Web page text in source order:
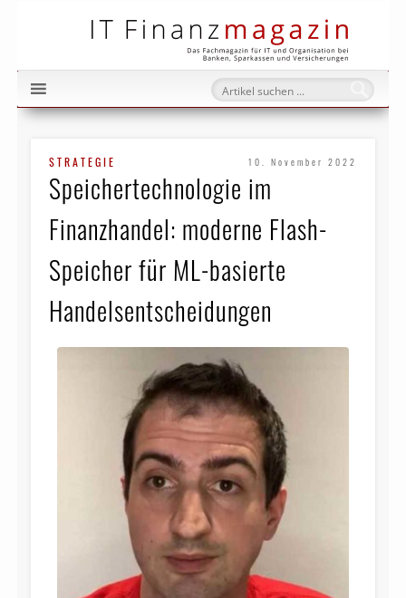
STRATEGIE 10. November 2022
Speichertechnologie im
Finanzhandel: moderne Flash-
Speicher für ML-basierte
Handelsentscheidungen